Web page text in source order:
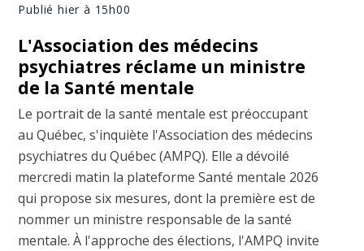
Publié hier à 15h00
L'Association des médecins
psychiatres réclame un ministre
de la Santé mentale
Le portrait de la santé mentale est préoccupant
au Québec, s'inquiète l'Association des médecins
psychiatres du Québec (AMPQ). Elle a dévoilé
mercredi matin la plateforme Santé mentale 2026
qui propose six mesures, dont la première est de
nommer un ministre responsable de la santé
mentale. À l'approche des élections, l'AMPQ invite